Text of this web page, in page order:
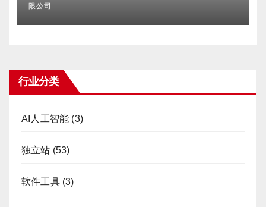
限公司
行业分类
AI人工智能 (3)
独立站 (53)
软件工具(3)